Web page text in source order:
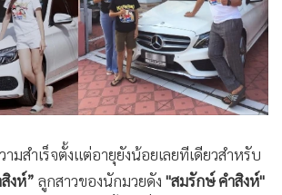
ามสำเร็จตั้งแต่อายุยังน้อยเลยทีเดียวสำหรับ
งห์” ลูกสาวของนักมวยดัง "สมรักษ์ คำสิงห์"